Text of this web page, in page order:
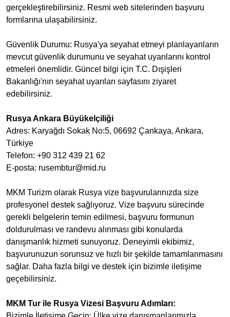
gerçekleştirebilirsiniz. Resmi web sitelerinden başvuru
formlarına ulaşabilirsiniz.
Güvenlik Durumu: Rusya'ya seyahat etmeyi planlayanların
mevcut güvenlik durumunu ve seyahat uyarılarını kontrol
etmeleri önemlidir. Güncel bilgi için T.C. Dışişleri
Bakanlığı'nın seyahat uyarıları sayfasını ziyaret
edebilirsiniz.
Rusya Ankara Büyükelçiliği
Adres: Karyağdı Sokak No:5, 06692 Çankaya, Ankara,
Türkiye
Telefon: +90 312 439 21 62
E-posta: rusembtur@mid.ru
MKM Turizm olarak Rusya vize başvurularınızda size
profesyonel destek sağlıyoruz. Vize başvuru sürecinde
gerekli belgelerin temin edilmesi, başvuru formunun
doldurulması ve randevu alınması gibi konularda
danışmanlık hizmeti sunuyoruz. Deneyimli ekibimiz,
başvurunuzun sorunsuz ve hızlı bir şekilde tamamlanmasını
sağlar. Daha fazla bilgi ve destek için bizimle iletişime
geçebilirsiniz.
MKM Tur ile Rusya Vizesi Başvuru Adımları: